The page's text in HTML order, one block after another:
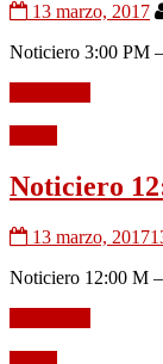
13 marzo, 2017
Noticiero 3:00 PM
Noticiero
13 marzo, 2017
Noticiero 12:00 M